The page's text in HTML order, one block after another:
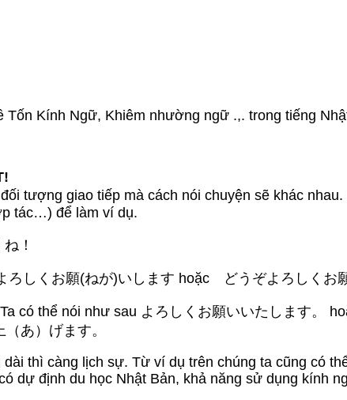
Tốn Kính Ngữ, Khiêm nhường ngữ .,. trong tiếng
tượng giao tiếp mà cách nói chuyện sẽ khác
tác…) để làm ví dụ.
！
しくお願(ねが)いします hoặc どうぞよろしくお
có thể nói như sau よろしくお願いいたします。
あ）げます。
thì càng lịch sự. Từ ví dụ trên chúng ta cũng có
định du học Nhật Bản, khả năng sử dụng kính